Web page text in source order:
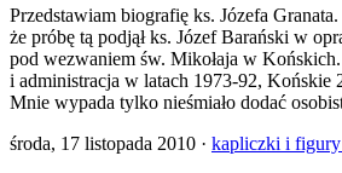
Przedstawiam biografię ks. Józefa
że próbę tą podjął ks. Józef Barański w
pod wezwaniem św. Mikołaja w
i administracja w latach 1973-92, Końskie
Mnie wypada tylko nieśmiało dodać
środa, 17 listopada 2010 · kapliczki i